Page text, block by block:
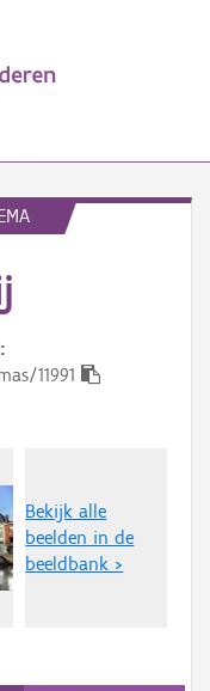
11991
Bekijk alle
beelden in de
beeldbank >